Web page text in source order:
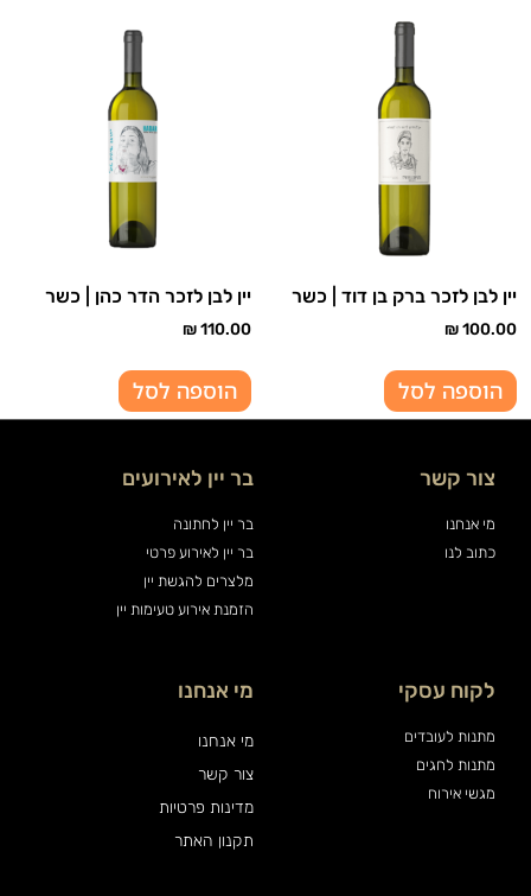
יין לבן לזכר ברק בן דוד | כשר
₪100.00
הוספה לסל
יין לבן לזכר הדר כהן | כשר
₪110.00
הוספה לסל
צור קשר
מי אנחנו
כתוב לנו
בר יין לאירועים
בר יין לחתונה
בר יין לאירוע פרטי
מלצרים להגשת יין
הזמנת אירוע טעימות יין
לקוח עסקי
מתנות לעובדים
מתנות לחגים
מגשי אירוח
מי אנחנו
מי אנחנו
צור קשר
מדינות פרטיות
תקנון האתר